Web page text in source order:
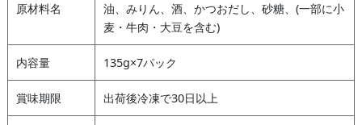
原材料名
油、みりん、酒、かつおだし、砂糖、(一部に小
麦・牛肉・大豆を含む)
内容量 135g×7パック
賞味期限 出荷後冷凍で30日以上